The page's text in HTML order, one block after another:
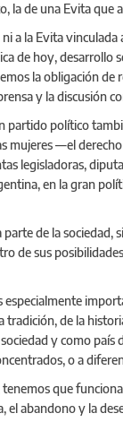
de una Evita
a la Evita
de hoy, desarrollo
la obligación
y la discusión
político
mujeres —el
legisladoras,
en la gran
de la sociedad,
de sus
de la
y como
o a
que
abandono y la